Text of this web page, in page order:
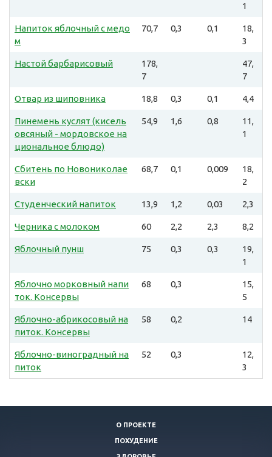
1
Напиток яблочный с медо
м
70,7 0,3 0,1
18,
3
Настой барбарисовый
178,
7
47,
7
Отвар из шиповника 18,8 0,3 0,1 4,4
Пинемень куслят (кисель
овсяный - мордовское на
циональное блюдо)
54,9 1,6 0,8
11,
1
Сбитень по Новониколае
вски
68,7 0,1 0,009
18,
2
Студенческий напиток 13,9 1,2 0,03 2,3
Черника с молоком 60 2,2 2,3 8,2
Яблочный пунш 75 0,3 0,3
19,
1
Яблочно морковный напи
ток. Консервы
68 0,3
15,
5
Яблочно-абрикосовый на
питок. Консервы
58 0,2 14
Яблочно-виноградный на
питок
52 0,3
12,
3
О ПРОЕКТЕ
ПОХУДЕНИЕ